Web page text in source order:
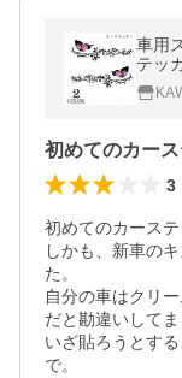
車用
テッ
カッ
テッ
3
初めてのカーステ
しかも、新車の
た。
自分の車はクリ
だと勘違いして
いざ貼ろうとす
で。